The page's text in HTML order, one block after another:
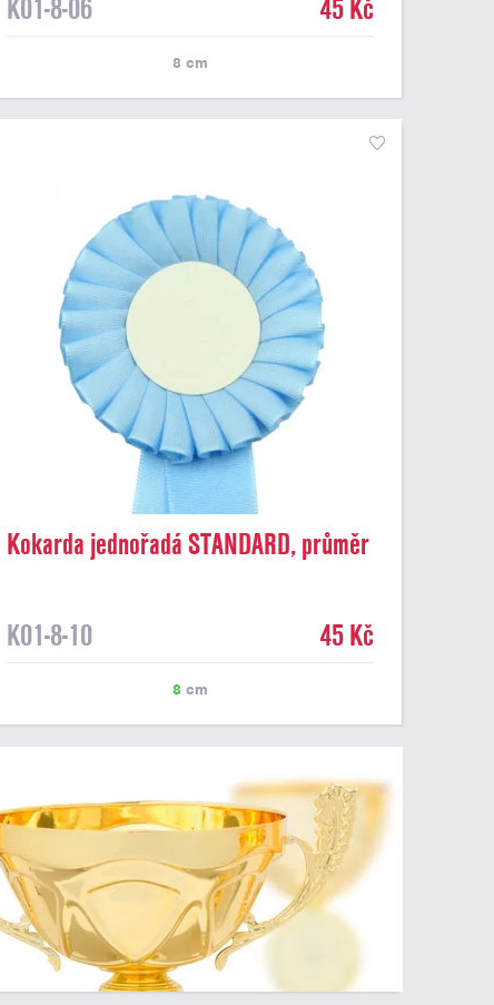
K01-8-06
45 Kč
8 cm
Kokarda jednořadá STANDARD, průměr
K01-8-10
45 Kč
8 cm